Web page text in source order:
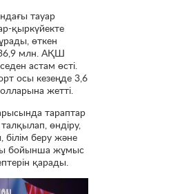
тауар
қыркүйекте
өткен
млн. АҚШ
астам өсті.
осы кезеңде 3,6
жетті.
тараптар
өндіру,
беру және
бойынша жұмыс
қарады.